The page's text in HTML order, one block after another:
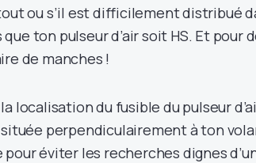
ou s’il est difficilement distribué
ton pulseur d’air soit HS. Et pour
de manches !
localisation du fusible du pulseur
perpendiculairement à ton
éviter les recherches dignes